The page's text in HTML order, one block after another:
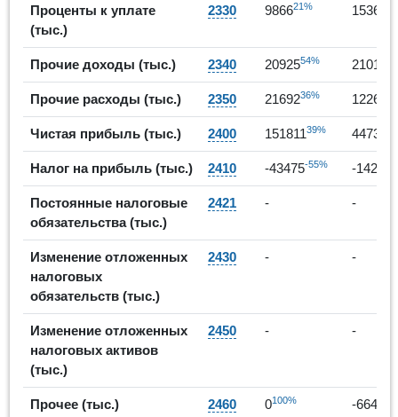
Проценты к уплате
(тыс.)
2330 986621% 15366
Прочие доходы (тыс.) 2340 2092554% 21010
Прочие расходы (тыс.) 2350 2169236% 12261
Чистая прибыль (тыс.) 2400 15181139% 44732
Налог на прибыль (тыс.) 2410 -43475-55% -14239
Постоянные налоговые
обязательства (тыс.)
2421 - -
Изменение отложенных
налоговых
обязательств (тыс.)
2430 - -
Изменение отложенных
налоговых активов
(тыс.)
2450 - -
Прочее (тыс.) 2460 0100% -6643